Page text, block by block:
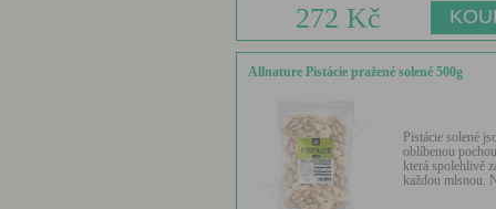
272 Kč
Allnature Pistácie pražené solené 500g
Pistácie solené
oblíbenou
která spolehlivě
každou mlsnou.